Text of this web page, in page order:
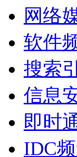
网络
软件
搜索
信息
即时
IDC